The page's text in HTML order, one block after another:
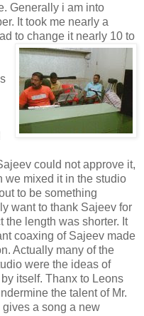
Generally i am into
It took me nearly a
to change it nearly 10 to
could not approve it,
we mixed it in the studio
to be something
want to thank Sajeev for
the length was shorter. It
coaxing of Sajeev made
Actually many of the
were the ideas of
itself. Thanx to Leons
the talent of Mr.
a song a new